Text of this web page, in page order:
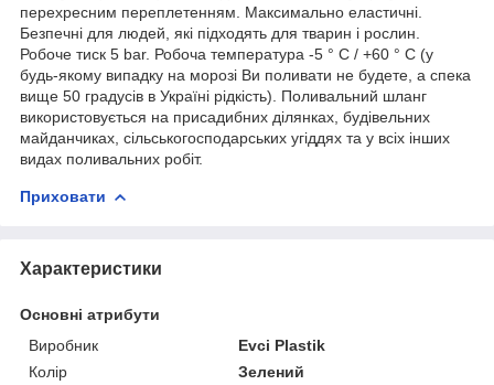
перехресним переплетенням. Максимально еластичні.
Безпечні для людей, які підходять для тварин і рослин.
Робоче тиск 5 bar. Робоча температура -5 ° C / +60 ° C (у
будь-якому випадку на морозі Ви поливати не будете, а спека
вище 50 градусів в Україні рідкість). Поливальний шланг
використовується на присадибних ділянках, будівельних
майданчиках, сільськогосподарських угіддях та у всіх інших
видах поливальних робіт.
Приховати
Характеристики
Основні атрибути
Виробник
Evci Plastik
Колір
Зелений